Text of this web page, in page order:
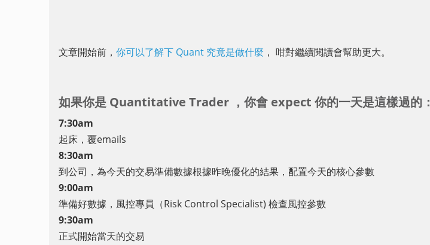
文章開始前， 你可以了解下 Quant 究竟是做什麼 ， 咁對繼續閱讀會幫助更大。
如果你是 Quantitative Trader ，你會 expect 你的一天是這樣過的：
7:30am
起床，覆emails
8:30am
到公司，為今天的交易準備數據根據昨晚優化的結果，配置今天的核心參數
9:00am
準備好數據，風控專員（Risk Control Specialist) 檢查風控參數
9:30am
正式開始當天的交易